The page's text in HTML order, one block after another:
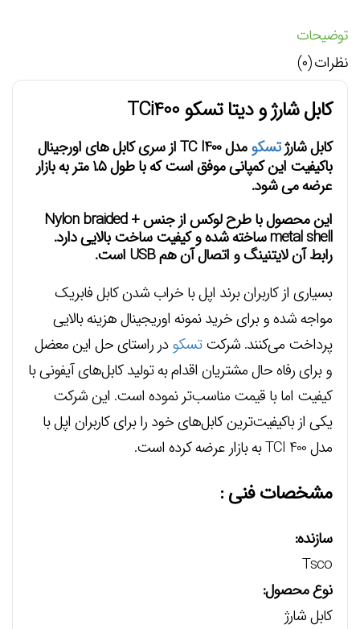
توضیحات
نظرات (۰)
کابل شارژ و دیتا تسکو TCi400
کابل شارژتسکومدل TC I400 از سری کابلهای اورجینال
باکیفیت این کمپانی موفق است که با طول ۱.۵ متر به بازار
عرضه می شود.
این محصول با طرح لوکس از جنس Nylon braided +
metal shell ساخته شده و کیفیت ساخت بالایی دارد.
رابط آن لایتنینگ و اتصال آن هم USB است.
بسیاری از کاربران برند اپل با خراب شدن کابل فابریک
مواجه شده و برای خرید نمونه اوریجینال هزینه بالایی
پرداخت می‌کنند. شرکتتسکودر راستای حل این معضل
و برای رفاه حال مشتریان اقدام به تولید کابل‌های آیفونی با
کیفیت اما با قیمت مناسب‌تر نموده است. این شرکت
یکی از باکیفیت‌ترین کابل‌های خود را برای کاربران اپل با
مدل TCI 400 به بازار عرضه کرده است.
مشخصات فنی :
سازنده:
Tsco
نوع محصول:
کابل شارژ